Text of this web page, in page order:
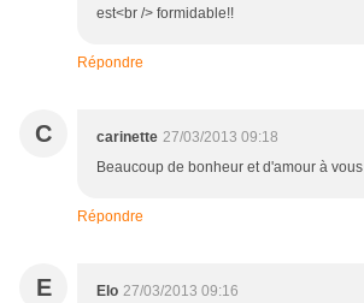
est<br /> formidable!!
Répondre
C carinette 27/03/2013 09:18
Beaucoup de bonheur et d'amour à vous
Répondre
E Elo 27/03/2013 09:16